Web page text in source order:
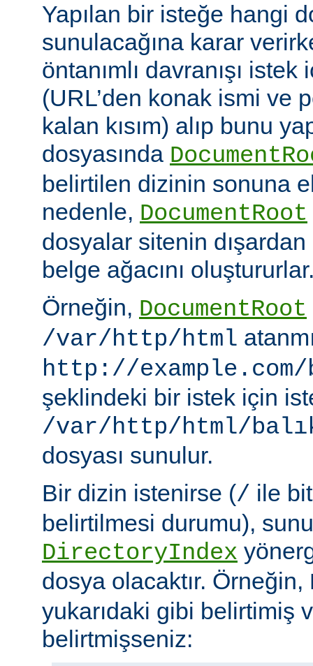
Yapılan bir isteğe hangi
sunulacağına karar
öntanımlı davranışı
(URL’den konak ismi ve
kalan kısım) alıp bunu
dosyasında
belirtilen dizinin sonuna
nedenle, DocumentRoot
dosyalar sitenin
belge ağacını
Örneğin, DocumentRoot
/var/http/html
http://
şeklindeki bir istek için
/var/http/html/
dosyası sunulur.
Bir dizin istenirse (/ ile
belirtilmesi durumu),
DirectoryIndex
dosya olacaktır. Örneğin,
yukarıdaki gibi belirtimiş
belirtmişseniz: